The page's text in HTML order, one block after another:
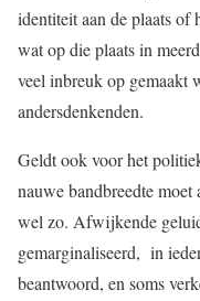
identiteit aan de plaats of
wat op die plaats in
veel inbreuk op gemaakt
andersdenkenden.
Geldt ook voor het
nauwe bandbreedte
wel zo. Afwijkende
gemarginaliseerd, in
beantwoord, en soms